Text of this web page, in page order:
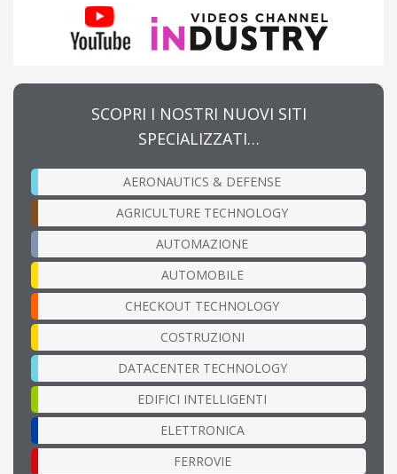
SCOPRI I NOSTRI NUOVI SITI
SPECIALIZZATI…
AERONAUTICS & DEFENSE
AGRICULTURE TECHNOLOGY
AUTOMAZIONE
AUTOMOBILE
CHECKOUT TECHNOLOGY
COSTRUZIONI
DATACENTER TECHNOLOGY
EDIFICI INTELLIGENTI
ELETTRONICA
FERROVIE